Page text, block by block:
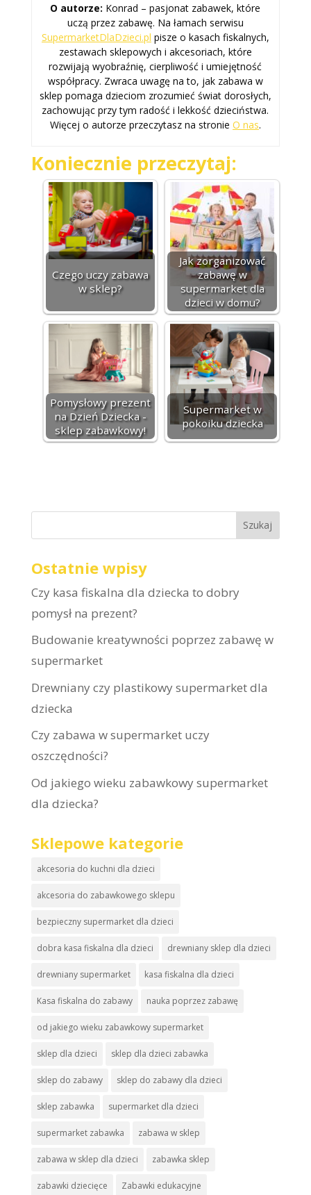
O autorze: Konrad – pasjonat zabawek, które
uczą przez zabawę. Na łamach serwisu
SupermarketDlaDzieci.pl pisze o kasach fiskalnych,
zestawach sklepowych i akcesoriach, które
rozwijają wyobraźnię, cierpliwość i umiejętność
współpracy. Zwraca uwagę na to, jak zabawa w
sklep pomaga dzieciom zrozumieć świat dorosłych,
zachowując przy tym radość i lekkość dzieciństwa.
Więcej o autorze przeczytasz na stronie O nas.
Koniecznie przeczytaj:
Czego uczy zabawa
w sklep?
Jak zorganizować
zabawę w
supermarket dla
dzieci w domu?
Pomysłowy prezent
na Dzień Dziecka -
sklep zabawkowy!
Supermarket w
pokoiku dziecka
Ostatnie wpisy
Czy kasa fiskalna dla dziecka to dobry
pomysł na prezent?
Budowanie kreatywności poprzez zabawę w
supermarket
Drewniany czy plastikowy supermarket dla
dziecka
Czy zabawa w supermarket uczy
oszczędności?
Od jakiego wieku zabawkowy supermarket
dla dziecka?
Sklepowe kategorie
akcesoria do kuchni dla dzieci
akcesoria do zabawkowego sklepu
bezpieczny supermarket dla dzieci
dobra kasa fiskalna dla dzieci drewniany sklep dla dzieci
drewniany supermarket kasa fiskalna dla dzieci
Kasa fiskalna do zabawy nauka poprzez zabawę
od jakiego wieku zabawkowy supermarket
sklep dla dzieci sklep dla dzieci zabawka
sklep do zabawy sklep do zabawy dla dzieci
sklep zabawka supermarket dla dzieci
supermarket zabawka zabawa w sklep
zabawa w sklep dla dzieci zabawka sklep
zabawki dziecięce Zabawki edukacyjne